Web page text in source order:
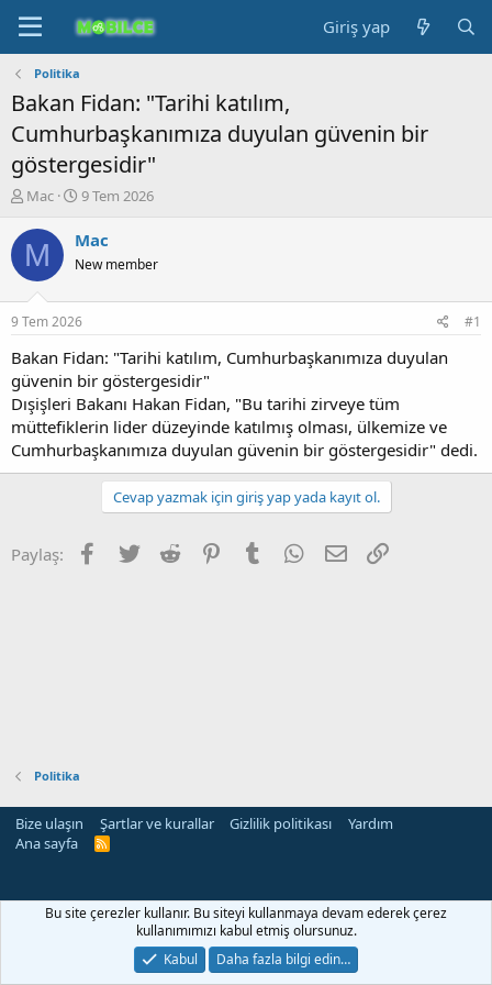
Giriş yap
Politika
Bakan Fidan: "Tarihi katılım,
Cumhurbaşkanımıza duyulan güvenin bir
göstergesidir"
K
n
b
u
u
b
a
ş
l
a
t
a
n
Mac
B
ş
a
g
ı
ç
a
r
i
h
i
9 Tem 2026
M Mac
New member
9 Tem 2026 #1
Bakan Fidan: "Tarihi katılım, Cumhurbaşkanımıza duyulan
güvenin bir göstergesidir"
Dışişleri Bakanı Hakan Fidan, "Bu tarihi zirveye tüm
müttefiklerin lider düzeyinde katılmış olması, ülkemize ve
Cumhurbaşkanımıza duyulan güvenin bir göstergesidir" dedi.
Cevap yazmak için giriş yap yada kayıt ol.
Paylaş: Facebook
Twitter Reddit PinterestTumblr WhatsApp
E-posta
Politika
Bize ulaşın Şartlar ve kurallar Gizlilik politikası
Yardım
Ana sayfa
R
Bu site çerezler kullanır. Bu siteyi kullanmaya devam ederek çerez
kullanımımızı kabul etmiş olursunuz.
Kabul
Daha fazla bilgi edin…